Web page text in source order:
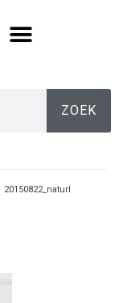
ZOEK
20150822_naturl